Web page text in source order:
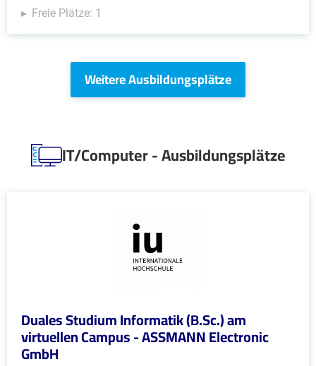
Freie Plätze: 1
Weitere Ausbildungsplätze
IT/Computer - Ausbildungsplätze
Duales Studium Informatik (B.Sc.) am
virtuellen Campus - ASSMANN Electronic
GmbH